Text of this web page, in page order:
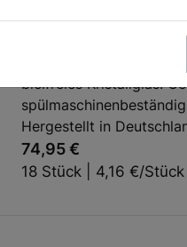
Power Weinglas Set
Optimale Entfaltung
bleifreies Kristallglas.
Hergestellt in
74,95 €
18 Stück | 4,16 €/Stück